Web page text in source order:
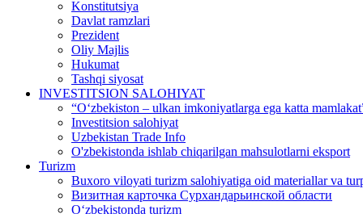
Konstitutsiya
Davlat ramzlari
Prezident
Oliy Majlis
Hukumat
Tashqi siyosat
INVESTITSION SALOHIYAT
“Oʻzbekiston – ulkan imkoniyatlarga ega katta
Investitsion salohiyat
Uzbekistan Trade Info
O'zbekistonda ishlab chiqarilgan mahsulotlarni eksport
Turizm
Buxoro viloyati turizm salohiyatiga oid materiallar va
Визитная карточка Сурхандарьинской области
Oʻzbekistonda turizm